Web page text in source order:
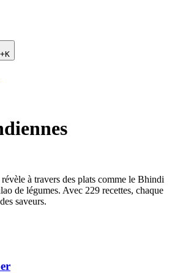
à travers des plats comme le Bhindi
de légumes. Avec 229 recettes, chaque
saveurs.